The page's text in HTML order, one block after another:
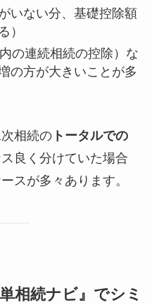
がいない分、基礎控除額
）
の連続相続の控除）な
の方が大きいことが多
相続のトータルでの
良く分けていた場合
スが多々あります。
相続ナビ』でシミ